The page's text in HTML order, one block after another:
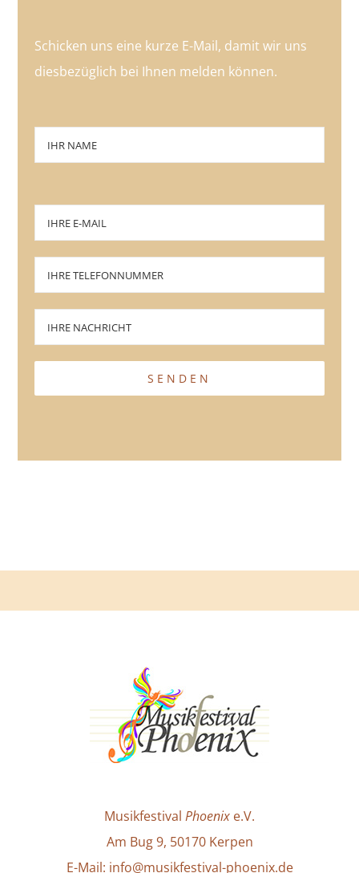
Schicken uns eine kurze E-Mail, damit wir uns
diesbezüglich bei Ihnen melden können.
Musikfestival Phoenix e.V.
Am Bug 9, 50170 Kerpen
E-Mail: info@musikfestival-phoenix.de